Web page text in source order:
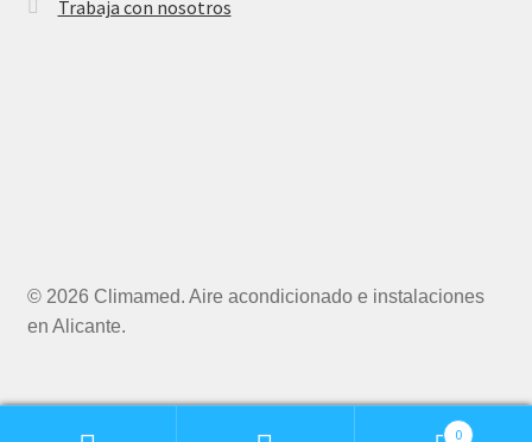
Trabaja con nosotros
© 2026 Climamed. Aire acondicionado e instalaciones
en Alicante.
0